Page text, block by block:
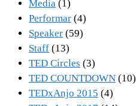
Media (1)
Performar (4)
Speaker (59)
Staff (13)
TED Circles (3)
TED COUNTDOWN (10)
TEDxAnjo 2015 (4)